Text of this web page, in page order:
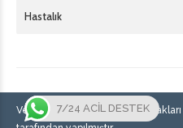
Hastalık
Vetus Veteriner © 2023 Tüm hakları
7/24 ACİL DESTEK